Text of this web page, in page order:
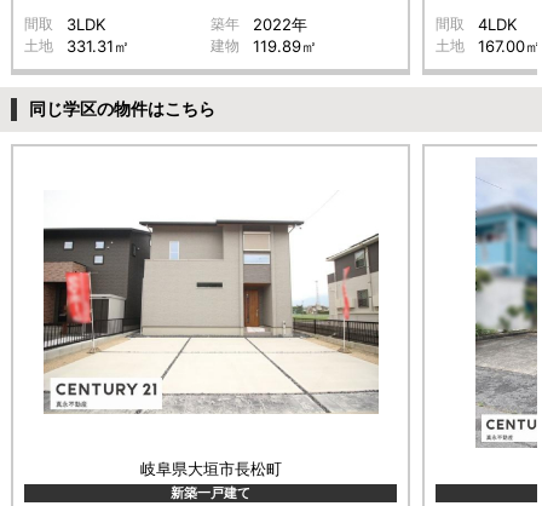
間取 3LDK 築年 2022年
土地 331.31㎡ 建物 119.89㎡
間取 4LDK
土地 167.00㎡
同じ学区の物件はこちら
岐阜県大垣市長松町
新築一戸建て